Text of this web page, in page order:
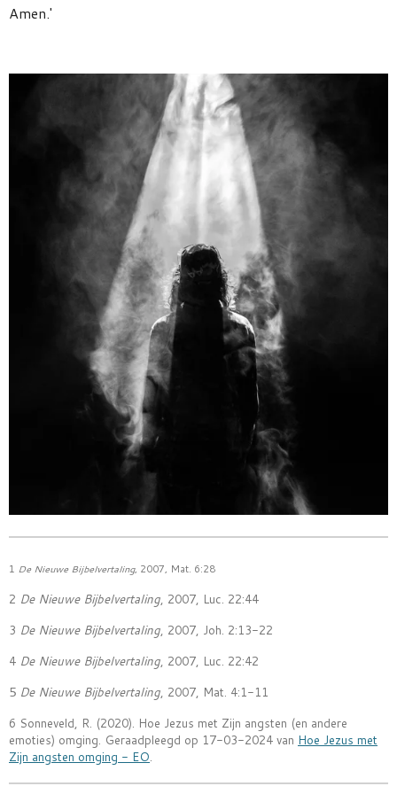
Amen.'
1 De Nieuwe Bijbelvertaling, 2007, Mat. 6:28
2 De Nieuwe Bijbelvertaling , 2007, Luc. 22:44
3 De Nieuwe Bijbelvertaling , 2007, Joh. 2:13-22
4 De Nieuwe Bijbelvertaling , 2007, Luc. 22:42
5 De Nieuwe Bijbelvertaling , 2007, Mat. 4:1-11
6 Sonneveld, R. (2020). Hoe Jezus met Zijn angsten (en andere
emoties) omging. Geraadpleegd op 17-03-2024 van Hoe Jezus met
Zijn angsten omging - EO